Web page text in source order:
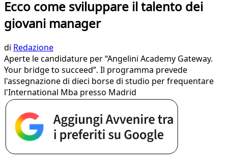
Ecco come sviluppare il talento dei
giovani manager
di Redazione
Aperte le candidature per “Angelini Academy Gateway.
Your bridge to succeed”. Il programma prevede
l'assegnazione di dieci borse di studio per frequentare
l'International Mba presso Madrid